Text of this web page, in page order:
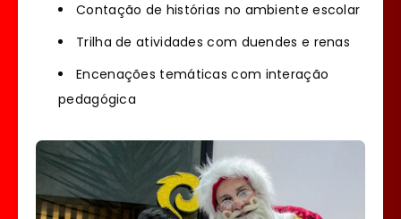
Contação de histórias no ambiente escolar
Trilha de atividades com duendes e renas
Encenações temáticas com interação
pedagógica